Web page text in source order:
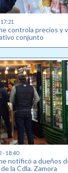
controla precios y
conjunto
- 18:40
notificó a dueños
la Cdla. Zamora